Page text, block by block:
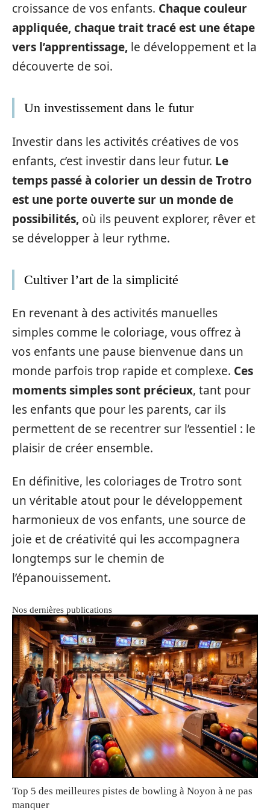
croissance de vos enfants. Chaque couleur
appliquée, chaque trait tracé est une étape
vers l’apprentissage, le développement et la
découverte de soi.
Un investissement dans le futur
Investir dans les activités créatives de vos
enfants, c’est investir dans leur futur. Le
temps passé à colorier un dessin de Trotro
est une porte ouverte sur un monde de
possibilités, où ils peuvent explorer, rêver et
se développer à leur rythme.
Cultiver l’art de la simplicité
En revenant à des activités manuelles
simples comme le coloriage, vous offrez à
vos enfants une pause bienvenue dans un
monde parfois trop rapide et complexe. Ces
moments simples sont précieux, tant pour
les enfants que pour les parents, car ils
permettent de se recentrer sur l’essentiel : le
plaisir de créer ensemble.
En définitive, les coloriages de Trotro sont
un véritable atout pour le développement
harmonieux de vos enfants, une source de
joie et de créativité qui les accompagnera
longtemps sur le chemin de
l’épanouissement.
Nos dernières publications
Top 5 des meilleures pistes de bowling à Noyon à ne pas
manquer